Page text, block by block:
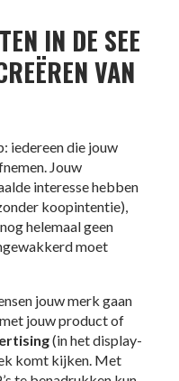
IN DE SEE
VAN
iedereen die jouw
Jouw
interesse hebben
koopintentie),
helemaal geen
moet
jouw merk gaan
jouw product of
(in het display-
komt kijken. Met